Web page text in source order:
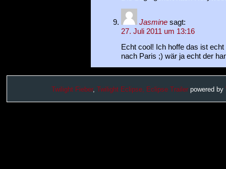
Jasmine sagt:
27. Juli 2011 um 13:16
Echt cool! Ich hoffe das ist
nach Paris ;) wär ja echt der
Twilight Fieber, Twilight Eclipse, Eclipse Trailer powered by